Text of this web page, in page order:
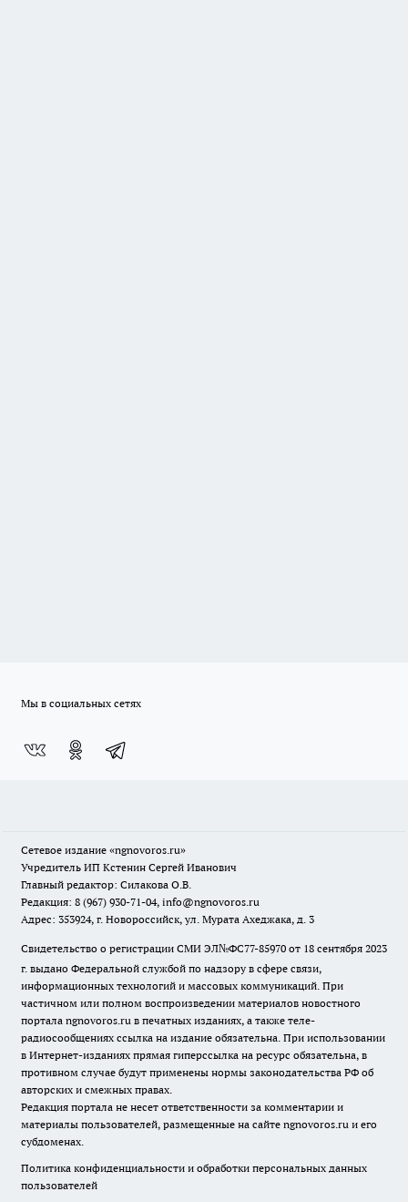
Мы в социальных сетях
Сетевое издание «ngnovoros.ru»
Учредитель ИП Кстенин Сергей Иванович
Главный редактор: Силакова О.В.
Редакция: 8 (967) 930-71-04, info@ngnovoros.ru
Адрес: 353924, г. Новороссийск, ул. Мурата Ахеджака, д. 3
Свидетельство о регистрации СМИ ЭЛ№ФС77-85970 от 18 сентября 2023
г. выдано Федеральной службой по надзору в сфере связи,
информационных технологий и массовых коммуникаций. При
частичном или полном воспроизведении материалов новостного
портала ngnovoros.ru в печатных изданиях, а также теле-
радиосообщениях ссылка на издание обязательна. При использовании
в Интернет-изданиях прямая гиперссылка на ресурс обязательна, в
противном случае будут применены нормы законодательства РФ об
авторских и смежных правах.
Редакция портала не несет ответственности за комментарии и
материалы пользователей, размещенные на сайте ngnovoros.ru и его
субдоменах.
Политика конфиденциальности и обработки персональных данных
пользователей